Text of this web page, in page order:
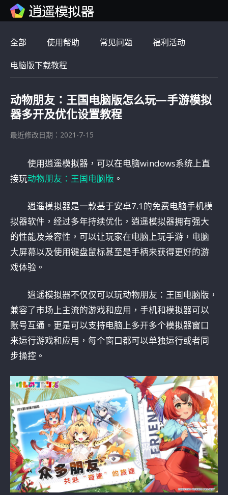
全部 使用帮助 常见问题 福利活动
电脑版下载教程
动物朋友：王国电脑版怎么玩—手游模拟
器多开及优化设置教程
最近修改日期：2021-7-15
使用逍遥模拟器，可以在电脑windows系统上直
接玩动物朋友：王国电脑版 。
逍遥模拟器是一款基于安卓7.1的免费电脑手机模
拟器软件，经过多年持续优化，逍遥模拟器拥有强大
的性能及兼容性，可以让玩家在电脑上玩手游，电脑
大屏幕以及使用键盘鼠标甚至是手柄来获得更好的游
戏体验。
逍遥模拟器不仅仅可以玩动物朋友：王国电脑版，
兼容了市场上主流的游戏和应用，手机和模拟器可以
账号互通。更是可以支持电脑上多开多个模拟器窗口
来运行游戏和应用，每个窗口都可以单独运行或者同
步操控。